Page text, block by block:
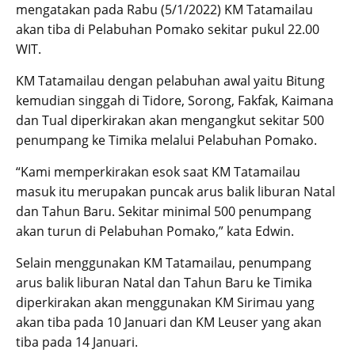
mengatakan pada Rabu (5/1/2022) KM Tatamailau
akan tiba di Pelabuhan Pomako sekitar pukul 22.00
WIT.
KM Tatamailau dengan pelabuhan awal yaitu Bitung
kemudian singgah di Tidore, Sorong, Fakfak, Kaimana
dan Tual diperkirakan akan mengangkut sekitar 500
penumpang ke Timika melalui Pelabuhan Pomako.
“Kami memperkirakan esok saat KM Tatamailau
masuk itu merupakan puncak arus balik liburan Natal
dan Tahun Baru. Sekitar minimal 500 penumpang
akan turun di Pelabuhan Pomako,” kata Edwin.
Selain menggunakan KM Tatamailau, penumpang
arus balik liburan Natal dan Tahun Baru ke Timika
diperkirakan akan menggunakan KM Sirimau yang
akan tiba pada 10 Januari dan KM Leuser yang akan
tiba pada 14 Januari.